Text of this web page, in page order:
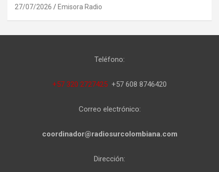
27/07/2026 Emisora Radio
Teléfono:
+57 320 2727425 +57 608 8746420
Correo electrónico:
coordinador@radiosurcolombiana.com
Dirección: